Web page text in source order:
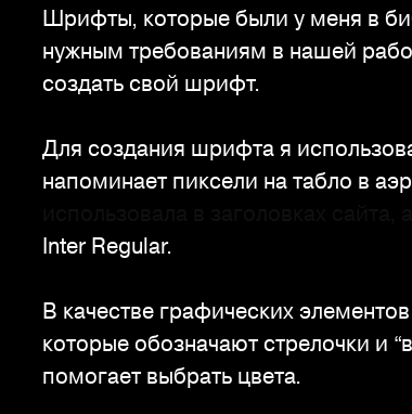
Шрифты, которые были у меня в
нужным требованиям в нашей
создать свой шрифт.
Для создания шрифта я
напоминает пиксели на табло в
Inter Regular.
В качестве графических
которые обозначают стрелочки и
помогает выбрать цвета.